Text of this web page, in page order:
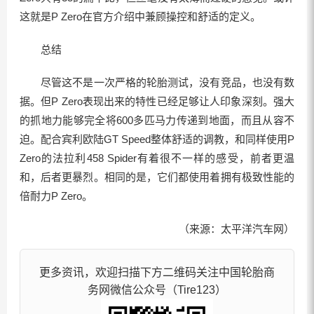
这就是P Zero在官方介绍中兼顾操控和舒适的定义。
总结
尽管这不是一次严格的轮胎测试，没有竞品，也没有数
据。但P Zero表现出来的特性已经足够让人印象深刻。强大
的抓地力能够完全将600多匹马力传递到地面，而且从容不
迫。配合宾利欧陆GT Speed整体舒适的调教，和同样使用P
Zero的法拉利458 Spider有着很不一样的感受，前者更温
和，后者更暴烈。相同的是，它们都使用着拥有极致性能的
倍耐力P Zero。
（来源：太平洋汽车网）
更多资讯，欢迎扫描下方二维码关注中国轮胎商
务网微信公众号（Tire123）